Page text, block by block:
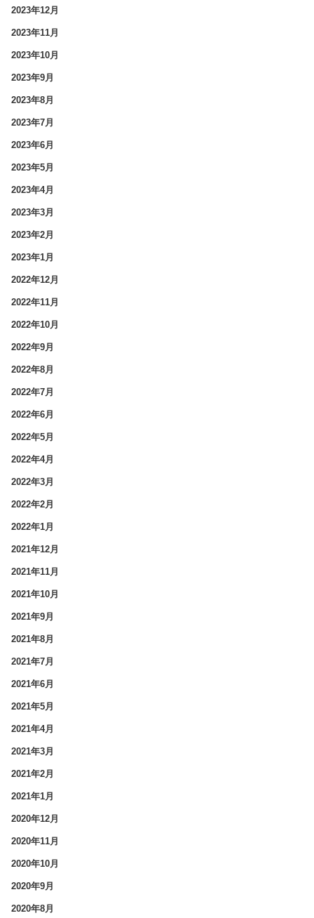
2023年12月
2023年11月
2023年10月
2023年9月
2023年8月
2023年7月
2023年6月
2023年5月
2023年4月
2023年3月
2023年2月
2023年1月
2022年12月
2022年11月
2022年10月
2022年9月
2022年8月
2022年7月
2022年6月
2022年5月
2022年4月
2022年3月
2022年2月
2022年1月
2021年12月
2021年11月
2021年10月
2021年9月
2021年8月
2021年7月
2021年6月
2021年5月
2021年4月
2021年3月
2021年2月
2021年1月
2020年12月
2020年11月
2020年10月
2020年9月
2020年8月